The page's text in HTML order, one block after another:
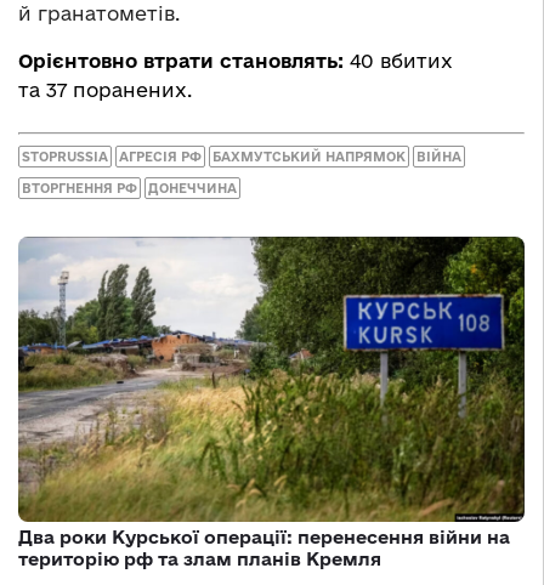
й гранатометів.
Орієнтовно втрати становлять: 40 вбитих
та 37 поранених.
STOPRUSSIA АГРЕСІЯ РФ БАХМУТСЬКИЙ НАПРЯМОК ВІЙНА
ВТОРГНЕННЯ РФ ДОНЕЧЧИНА
Два роки Курської операції: перенесення війни на
територію рф та злам планів Кремля